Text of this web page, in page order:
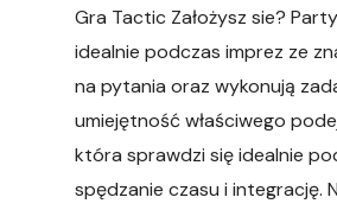
Gra Tactic Założysz sie?
idealnie podczas imprez ze
na pytania oraz wykonują
umiejętność właściwego
która sprawdzi się idealnie
spędzanie czasu i integrację.